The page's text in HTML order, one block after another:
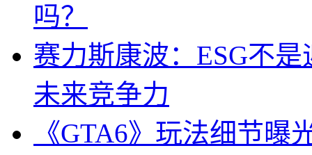
吗？
赛力斯康波：ESG不
未来竞争力
《GTA6》玩法细节